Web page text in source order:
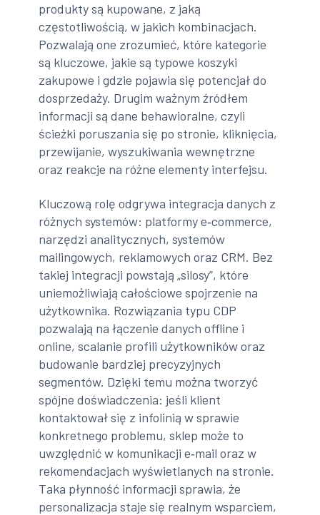
produkty są kupowane, z jaką
częstotliwością, w jakich kombinacjach.
Pozwalają one zrozumieć, które kategorie
są kluczowe, jakie są typowe koszyki
zakupowe i gdzie pojawia się potencjał do
dosprzedaży. Drugim ważnym źródłem
informacji są dane behawioralne, czyli
ścieżki poruszania się po stronie, kliknięcia,
przewijanie, wyszukiwania wewnętrzne
oraz reakcje na różne elementy interfejsu.
Kluczową rolę odgrywa integracja danych z
różnych systemów: platformy e‑commerce,
narzędzi analitycznych, systemów
mailingowych, reklamowych oraz CRM. Bez
takiej integracji powstają „silosy”, które
uniemożliwiają całościowe spojrzenie na
użytkownika. Rozwiązania typu CDP
pozwalają na łączenie danych offline i
online, scalanie profili użytkowników oraz
budowanie bardziej precyzyjnych
segmentów. Dzięki temu można tworzyć
spójne doświadczenia: jeśli klient
kontaktował się z infolinią w sprawie
konkretnego problemu, sklep może to
uwzględnić w komunikacji e‑mail oraz w
rekomendacjach wyświetlanych na stronie.
Taka płynność informacji sprawia, że
personalizacja staje się realnym wsparciem,